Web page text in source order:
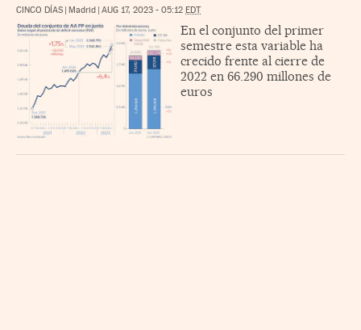
CINCO DÍAS Madrid AUG 17, 2023 - 05:12 EDT
En el conjunto del primer
semestre esta variable ha
crecido frente al cierre de
2022 en 66.290 millones de
euros